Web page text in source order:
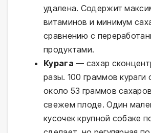
удалена. Содержит
витаминов и минимум
сравнению с
продуктами.
Курага — сахар
разы. 100 граммов кураги
около 53 граммов
свежем плоде. Один
кусочек крупной собаке